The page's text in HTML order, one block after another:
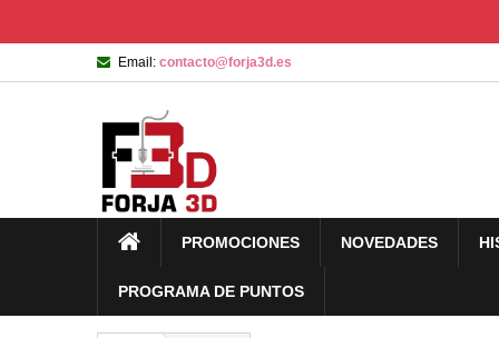
Email: contacto@forja3d.es
PROMOCIONES NOVEDADES
PROGRAMA DE PUNTOS